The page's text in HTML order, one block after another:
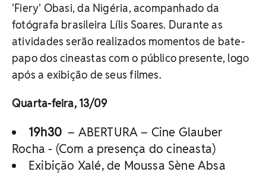
'Fiery' Obasi, da Nigéria, acompanhado da
fotógrafa brasileira Lílis Soares. Durante as
atividades serão realizados momentos de bate-
papo dos cineastas com o público presente, logo
após a exibição de seus filmes.
Quarta-feira, 13/09
19h30 – ABERTURA – Cine Glauber
Rocha - (Com a presença do cineasta)
Exibição Xalé, de Moussa Sène Absa